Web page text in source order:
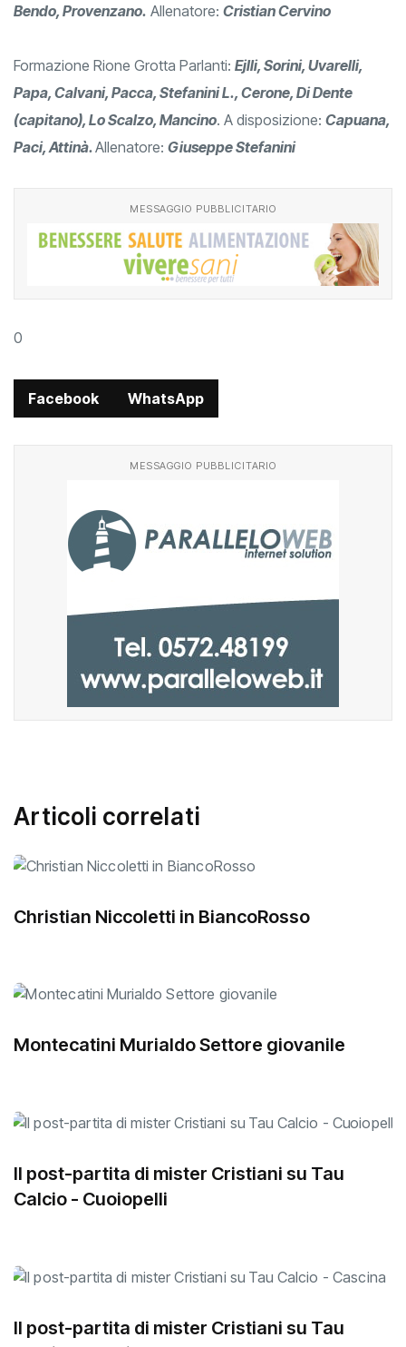
Bendo, Provenzano. Allenatore: Cristian Cervino
Formazione Rione Grotta Parlanti: Ejlli, Sorini, Uvarelli,
Papa, Calvani, Pacca, Stefanini L., Cerone, Di Dente
(capitano), Lo Scalzo, Mancino. A disposizione: Capuana,
Paci, Attinà.Allenatore: Giuseppe Stefanini
MESSAGGIO PUBBLICITARIO
0
Facebook WhatsApp
MESSAGGIO PUBBLICITARIO
Articoli correlati
Christian Niccoletti in BiancoRosso
Montecatini Murialdo Settore giovanile
Il post-partita di mister Cristiani su Tau
Calcio - Cuoiopelli
Il post-partita di mister Cristiani su Tau